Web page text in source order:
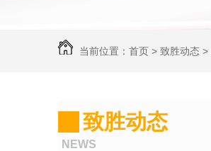
当前位置： 首页 > 致胜动态 >
致胜动态
NEWS